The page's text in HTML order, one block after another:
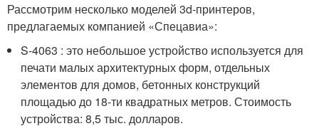
Рассмотрим несколько моделей 3d-принтеров,
предлагаемых компанией «Спецавиа»:
S-4063 : это небольшое устройство используется для
печати малых архитектурных форм, отдельных
элементов для домов, бетонных конструкций
площадью до 18-ти квадратных метров. Стоимость
устройства: 8,5 тыс. долларов.